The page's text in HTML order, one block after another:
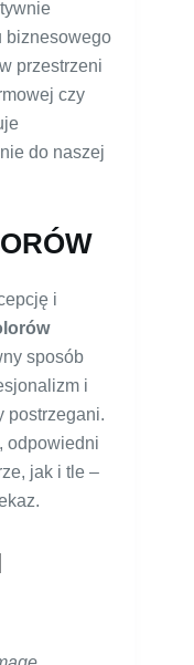
biznesowego
przestrzeni
czy
do naszej
i
sposób
i
postrzegani.
odpowiedni
jak i tle –